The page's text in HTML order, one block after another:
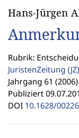
Hans-Jürgen
Rubrik:
JuristenZeitung (JZ)
Jahrgang 61
Publiziert
DOI 10.1628/